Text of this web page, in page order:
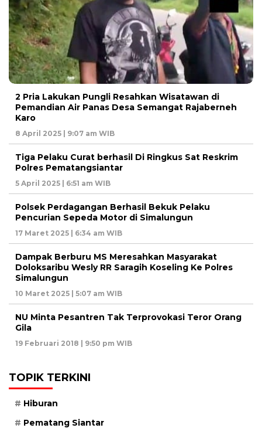
2 Pria Lakukan Pungli Resahkan Wisatawan di
Pemandian Air Panas Desa Semangat Rajaberneh
Karo
8 April 2025 | 9:07 am WIB
Tiga Pelaku Curat berhasil Di Ringkus Sat Reskrim
Polres Pematangsiantar
5 April 2025 | 6:51 am WIB
Polsek Perdagangan Berhasil Bekuk Pelaku
Pencurian Sepeda Motor di Simalungun
17 Maret 2025 | 6:34 am WIB
Dampak Berburu MS Meresahkan Masyarakat
Doloksaribu Wesly RR Saragih Koseling Ke Polres
Simalungun
10 Maret 2025 | 5:07 am WIB
NU Minta Pesantren Tak Terprovokasi Teror Orang
Gila
19 Februari 2018 | 9:50 pm WIB
TOPIK TERKINI
Hiburan
Pematang Siantar